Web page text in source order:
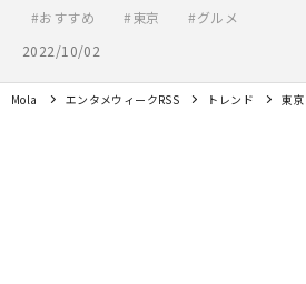
おすすめ
東京
グルメ
2022/10/02
Mola エンタメウィークRSS トレンド 東